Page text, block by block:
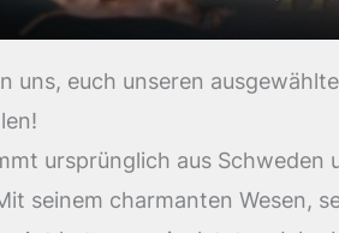
uns, euch unseren
ursprünglich aus Schweden
seinem charmanten Wesen,